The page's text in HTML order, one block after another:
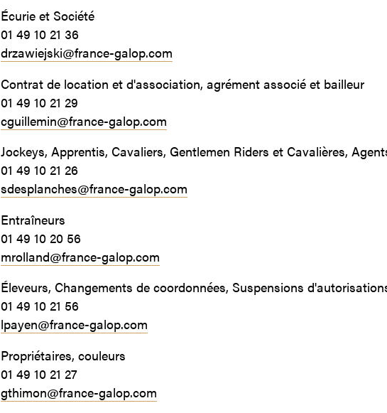
Écurie et Société
01 49 10 21 36
drzawiejski@france-galop.com
Contrat de location et d'association, agrément associé et bailleur
01 49 10 21 29
cguillemin@france-galop.com
Jockeys, Apprentis, Cavaliers, Gentlemen Riders et Cavalières,
01 49 10 21 26
sdesplanches@france-galop.com
Entraîneurs
01 49 10 20 56
mrolland@france-galop.com
Éleveurs, Changements de coordonnées, Suspensions
01 49 10 21 56
lpayen@france-galop.com
Propriétaires, couleurs
01 49 10 21 27
gthimon@france-galop.com